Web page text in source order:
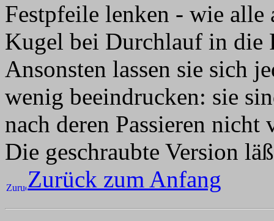
Festpfeile lenken - wie alle
Kugel bei Durchlauf in die
Ansonsten lassen sie sich
wenig beeindrucken: sie
nach deren Passieren nicht
Die geschraubte Version
Zurück zum Anfang